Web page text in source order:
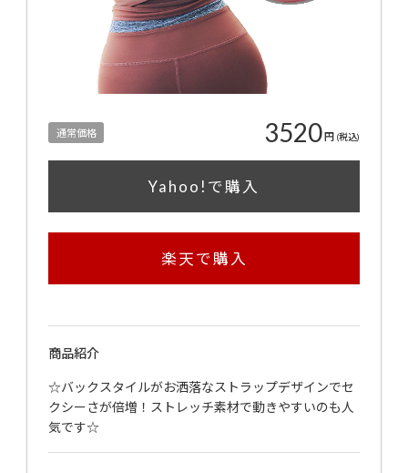
通常価格 3520 円 (税込)
Yahoo!で購入
楽天で購入
商品紹介
☆バックスタイルがお洒落なストラップデザインでセ
クシーさが倍増！ストレッチ素材で動きやすいのも人
気です☆